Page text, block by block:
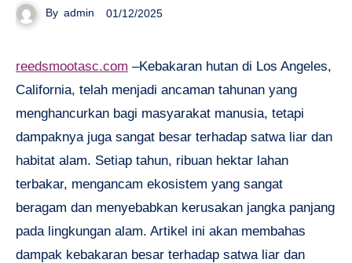
By admin 01/12/2025
reedsmootasc.com –Kebakaran hutan di Los Angeles,
California, telah menjadi ancaman tahunan yang
menghancurkan bagi masyarakat manusia, tetapi
dampaknya juga sangat besar terhadap satwa liar dan
habitat alam. Setiap tahun, ribuan hektar lahan
terbakar, mengancam ekosistem yang sangat
beragam dan menyebabkan kerusakan jangka panjang
pada lingkungan alam. Artikel ini akan membahas
dampak kebakaran besar terhadap satwa liar dan